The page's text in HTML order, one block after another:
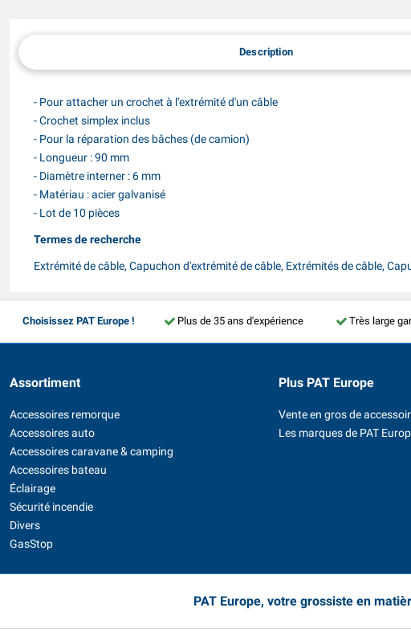
Description
- Pour attacher un crochet à l'extrémité d'un câble
- Crochet simplex inclus
- Pour la réparation des bâches (de camion)
- Longueur : 90 mm
- Diamètre interner : 6 mm
- Matériau : acier galvanisé
- Lot de 10 pièces
Termes de recherche
Extrémité de câble, Capuchon d'extrémité de câble, Extrémités de câble,
Choisissez PAT Europe ! Plus de 35 ans d'expérience Très large
Assortiment
Accessoires remorque
Accessoires auto
Accessoires caravane & camping
Accessoires bateau
Éclairage
Sécurité incendie
Divers
GasStop
Plus PAT Europe
Vente en gros de
Les marques de PAT
PAT Europe, votre grossiste en